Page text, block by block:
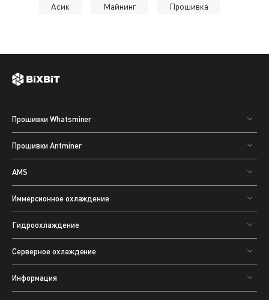
Асик Майнинг Прошивка
Прошивки Whatsminer
Прошивки Antminer
AMS
Иммерсионное охлаждение
Гидроохлаждение
Серверное охлаждение
Информация